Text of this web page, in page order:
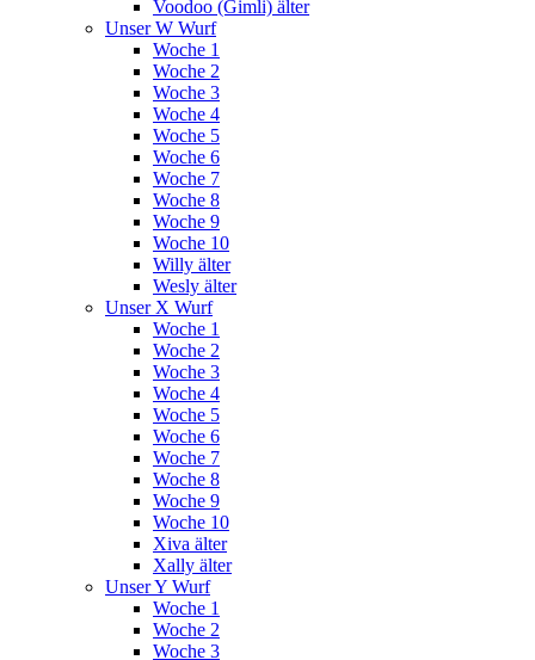
Voodoo (Gimli) älter
Unser W Wurf
Woche 1
Woche 2
Woche 3
Woche 4
Woche 5
Woche 6
Woche 7
Woche 8
Woche 9
Woche 10
Willy älter
Wesly älter
Unser X Wurf
Woche 1
Woche 2
Woche 3
Woche 4
Woche 5
Woche 6
Woche 7
Woche 8
Woche 9
Woche 10
Xiva älter
Xally älter
Unser Y Wurf
Woche 1
Woche 2
Woche 3